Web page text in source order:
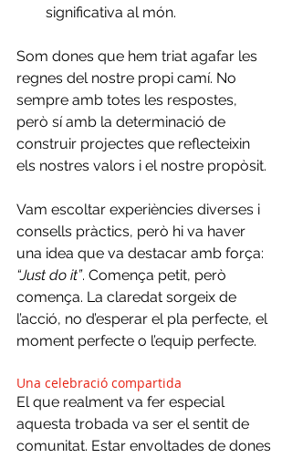
significativa al món.
Som dones que hem triat agafar les
regnes del nostre propi camí. No
sempre amb totes les respostes,
però sí amb la determinació de
construir projectes que reflecteixin
els nostres valors i el nostre propòsit.
Vam escoltar experiències diverses i
consells pràctics, però hi va haver
una idea que va destacar amb força:
“Just do it”. Comença petit, però
comença. La claredat sorgeix de
l’acció, no d’esperar el pla perfecte, el
moment perfecte o l’equip perfecte.
Una celebració compartida
El que realment va fer especial
aquesta trobada va ser el sentit de
comunitat. Estar envoltades de dones